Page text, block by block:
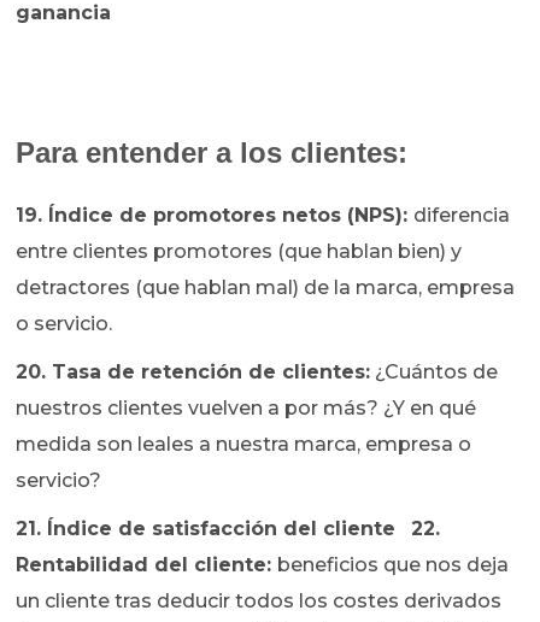
ganancia
Para entender a los clientes:
19. Índice de promotores netos (NPS): diferencia
entre clientes promotores (que hablan bien) y
detractores (que hablan mal) de la marca, empresa
o servicio.
20. Tasa de retención de clientes: ¿Cuántos de
nuestros clientes vuelven a por más? ¿Y en qué
medida son leales a nuestra marca, empresa o
servicio?
21. Índice de satisfacción del cliente
22.
Rentabilidad del cliente: beneficios que nos deja
un cliente tras deducir todos los costes derivados